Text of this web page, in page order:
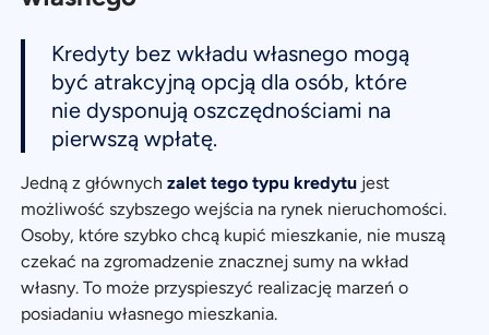
Kredyty bez wkładu własnego mogą
być atrakcyjną opcją dla osób, które
nie dysponują oszczędnościami na
pierwszą wpłatę.
Jedną z głównychzalet tego typu kredytu jest
możliwość szybszego wejścia na rynek nieruchomości.
Osoby, które szybko chcą kupić mieszkanie, nie muszą
czekać na zgromadzenie znacznej sumy na wkład
własny. To może przyspieszyć realizację marzeń o
posiadaniu własnego mieszkania.